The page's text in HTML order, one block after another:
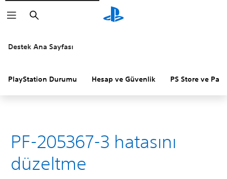
Arama
Destek Ana Sayfası
PlayStation Durumu Hesap ve Güvenlik PS Store ve
PF-205367-3 hatasını
düzeltme